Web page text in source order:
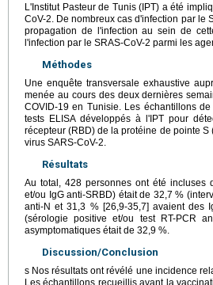
L'Institut Pasteur de Tunis (IPT) a été
CoV-2. De nombreux cas d'infection par le
propagation de l'infection au sein de
l'infection par le SRAS-CoV-2 parmi les
Méthodes
Une enquête transversale exhaustive
menée au cours des deux dernières
COVID-19 en Tunisie. Les échantillons
tests ELISA développés à l'IPT pour
récepteur (RBD) de la protéine de pointe
virus SARS-CoV-2.
Résultats
Au total, 428 personnes ont été incluses
et/ou IgG anti-SRBD) était de 32,7 %
anti-N et 31,3 % [26,9-35,7] avaient des
(sérologie positive et/ou test RT-PCR
asymptomatiques était de 32,9 %.
Discussion/Conclusion
s Nos résultats ont révélé une incidence
Les échantillons recueillis avant la